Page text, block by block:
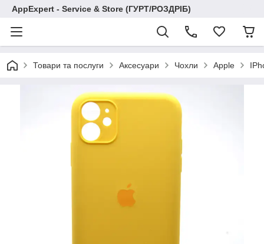
AppExpert - Service & Store (ГУРТ/РОЗДРІБ)
Товари та послуги Аксесуари Чохли Apple